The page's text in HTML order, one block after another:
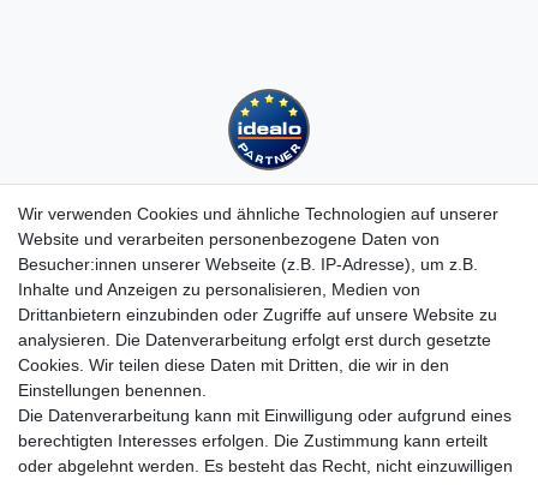
Kundenservice
Hotline: 07452 - 847 162 0
Kontakt
Anmelden
Registrieren
Newsletter
Versand & Lieferung
Zahlungsarten
Wir verwenden Cookies und ähnliche Technologien auf unserer
Website und verarbeiten personenbezogene Daten von
Besucher:innen unserer Webseite (z.B. IP-Adresse), um z.B.
Inhalte und Anzeigen zu personalisieren, Medien von
Drittanbietern einzubinden oder Zugriffe auf unsere Website zu
analysieren. Die Datenverarbeitung erfolgt erst durch gesetzte
Cookies. Wir teilen diese Daten mit Dritten, die wir in den
Einstellungen benennen.
Die Datenverarbeitung kann mit Einwilligung oder aufgrund eines
berechtigten Interesses erfolgen. Die Zustimmung kann erteilt
oder abgelehnt werden. Es besteht das Recht, nicht einzuwilligen